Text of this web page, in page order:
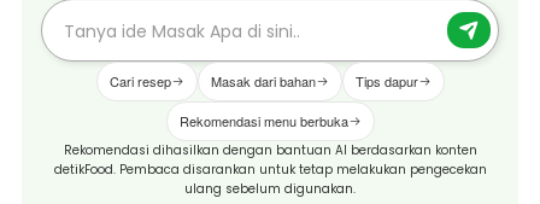
Cari resep Masak dari bahan Tips dapur
Rekomendasi menu berbuka
Rekomendasi dihasilkan dengan bantuan AI berdasarkan konten
detikFood. Pembaca disarankan untuk tetap melakukan pengecekan
ulang sebelum digunakan.